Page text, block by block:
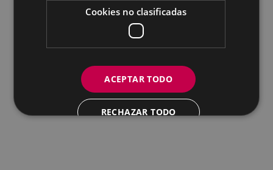
Cookies no clasificadas
ACEPTAR TODO
RECHAZAR TODO